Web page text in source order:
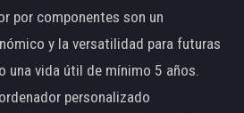
por componentes son un
y la versatilidad para futuras
una vida útil de mínimo 5 años.
personalizado